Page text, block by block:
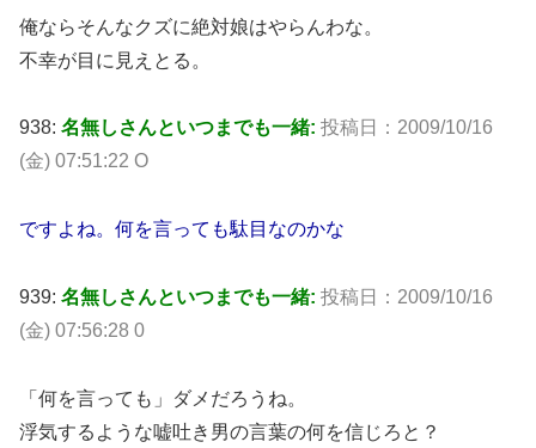
俺ならそんなクズに絶対娘はやらんわな。
不幸が目に見えとる。
938: 名無しさんといつまでも一緒: 投稿日：2009/10/16
(金) 07:51:22 O
ですよね。何を言っても駄目なのかな
939: 名無しさんといつまでも一緒: 投稿日：2009/10/16
(金) 07:56:28 0
「何を言っても」ダメだろうね。
浮気するような嘘吐き男の言葉の何を信じろと？